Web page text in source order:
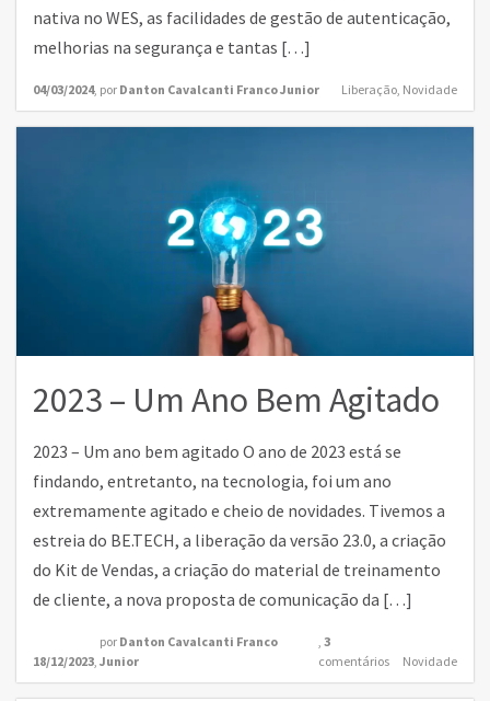
nativa no WES, as facilidades de gestão de autenticação,
melhorias na segurança e tantas […]
04/03/2024, por Danton Cavalcanti Franco Junior Liberação, Novidade
2023 – Um Ano Bem Agitado
2023 – Um ano bem agitado O ano de 2023 está se
findando, entretanto, na tecnologia, foi um ano
extremamente agitado e cheio de novidades. Tivemos a
estreia do BE.TECH, a liberação da versão 23.0, a criação
do Kit de Vendas, a criação do material de treinamento
de cliente, a nova proposta de comunicação da […]
18/12/2023,
por Danton Cavalcanti Franco
Junior
,3
comentários
Novidade